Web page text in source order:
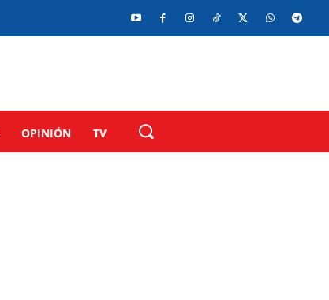
OPINIÓN TV